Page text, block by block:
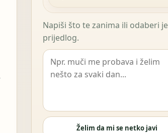
Napiši što te zanima ili odaberi
prijedlog.
Želim da mi se netko javi